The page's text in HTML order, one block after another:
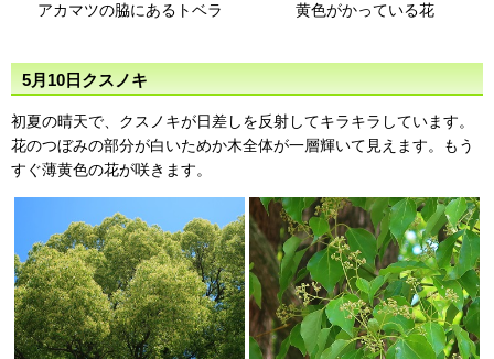
アカマツの脇にあるトベラ 黄色がかっている花
5月10日クスノキ
初夏の晴天で、クスノキが日差しを反射してキラキラしています。
花のつぼみの部分が白いためか木全体が一層輝いて見えます。もう
すぐ薄黄色の花が咲きます。